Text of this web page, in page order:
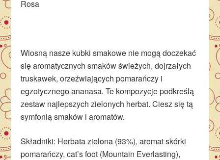
Wiosną nasze kubki smakowe nie mogą doczekać
się aromatycznych smaków świeżych, dojrzałych
truskawek, orzeźwiających pomarańczy i
egzotycznego ananasa. Te kompozycje podkreślą
zestaw najlepszych zielonych herbat. Ciesz się tą
symfonią smaków i aromatów.
Składniki: Herbata zielona (93%), aromat skórki
pomarańczy, cat’s foot (Mountain Everlasting),